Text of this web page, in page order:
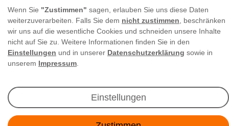
Wenn Sie "Zustimmen" sagen, erlauben Sie uns diese Daten
weiterzuverarbeiten. Falls Sie dem nicht zustimmen , beschränken
wir uns auf die wesentliche Cookies und schneiden unsere Inhalte
nicht auf Sie zu. Weitere Informationen finden Sie in den
Einstellungen und in unserer Datenschutzerklärung sowie in
unserem Impressum
Einstellungen
E-MAIL **
Ich akzeptiere die
** Hierbei handelt es sich um ein Pflichtfeld.